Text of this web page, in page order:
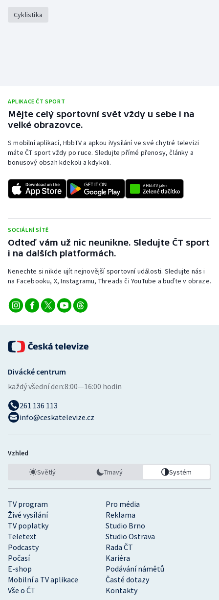
Cyklistika
APLIKACE ČT SPORT
Mějte celý sportovní svět vždy u sebe i na
velké obrazovce.
S mobilní aplikací, HbbTV a apkou iVysílání ve své chytré televizi
máte ČT sport vždy po ruce. Sledujte přímé přenosy, články a
bonusový obsah kdekoli a kdykoli.
SOCIÁLNÍ SÍTĚ
Odteď vám už nic neunikne. Sledujte ČT sport
i na dalších platformách.
Nenechte si nikde ujít nejnovější sportovní události. Sledujte nás i
na Facebooku, X, Instagramu, Threads či YouTube a buďte v obraze.
TV program
Pro média
Živé vysílání
Reklama
TV poplatky
Studio Brno
Teletext
Studio Ostrava
Podcasty
Rada ČT
Počasí
Kariéra
E-shop
Podávání námětů
Mobilní a TV aplikace
Časté dotazy
Vše o ČT
Kontakty
Divácké centrum
každý všední den:8:00—16:00 hodin
261 136 113
info@ceskatelevize.cz
Vzhled
Světlý Tmavý Systém